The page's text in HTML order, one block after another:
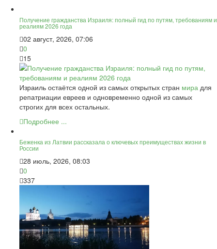
Получение гражданства Израиля: полный гид по путям, требованиям и
реалиям 2026 года
02 август, 2026, 07:06
0
15
Израиль остаётся одной из самых открытых стран мира для
репатриации евреев и одновременно одной из самых
строгих для всех остальных.
Подробнее ...
Беженка из Латвии рассказала о ключевых преимуществах жизни в
России
28 июль, 2026, 08:03
0
337